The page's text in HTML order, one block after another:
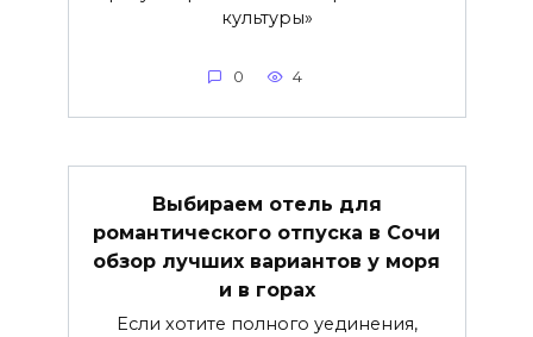
культуры»
0 4
Выбираем отель для
романтического отпуска в Сочи
обзор лучших вариантов у моря
и в горах
Если хотите полного уединения,